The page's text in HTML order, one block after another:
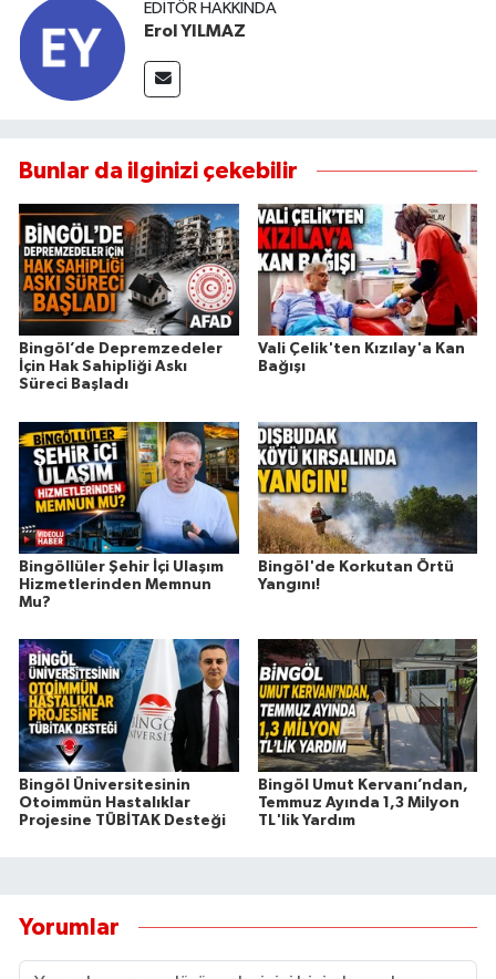
EDITÖR HAKKINDA
Erol YILMAZ
Bunlar da ilginizi çekebilir
Bingöl’de Depremzedeler
İçin Hak Sahipliği Askı
Süreci Başladı
Vali Çelik'ten Kızılay'a Kan
Bağışı
Bingöllüler Şehir İçi Ulaşım
Hizmetlerinden Memnun
Mu?
Bingöl'de Korkutan Örtü
Yangını!
Bingöl Üniversitesinin
Otoimmün Hastalıklar
Projesine TÜBİTAK Desteği
Bingöl Umut Kervanı’ndan,
Temmuz Ayında 1,3 Milyon
TL'lik Yardım
Yorumlar